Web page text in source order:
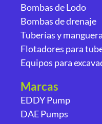
Bombas de Lodo
Bombas de drenaje
Tuberías y
Flotadores para
Equipos para
Marcas
EDDY Pump
DAE Pumps